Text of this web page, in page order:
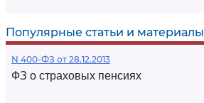
Популярные статьи и материалы
N 400-ФЗ от 28.12.2013
ФЗ о страховых пенсиях